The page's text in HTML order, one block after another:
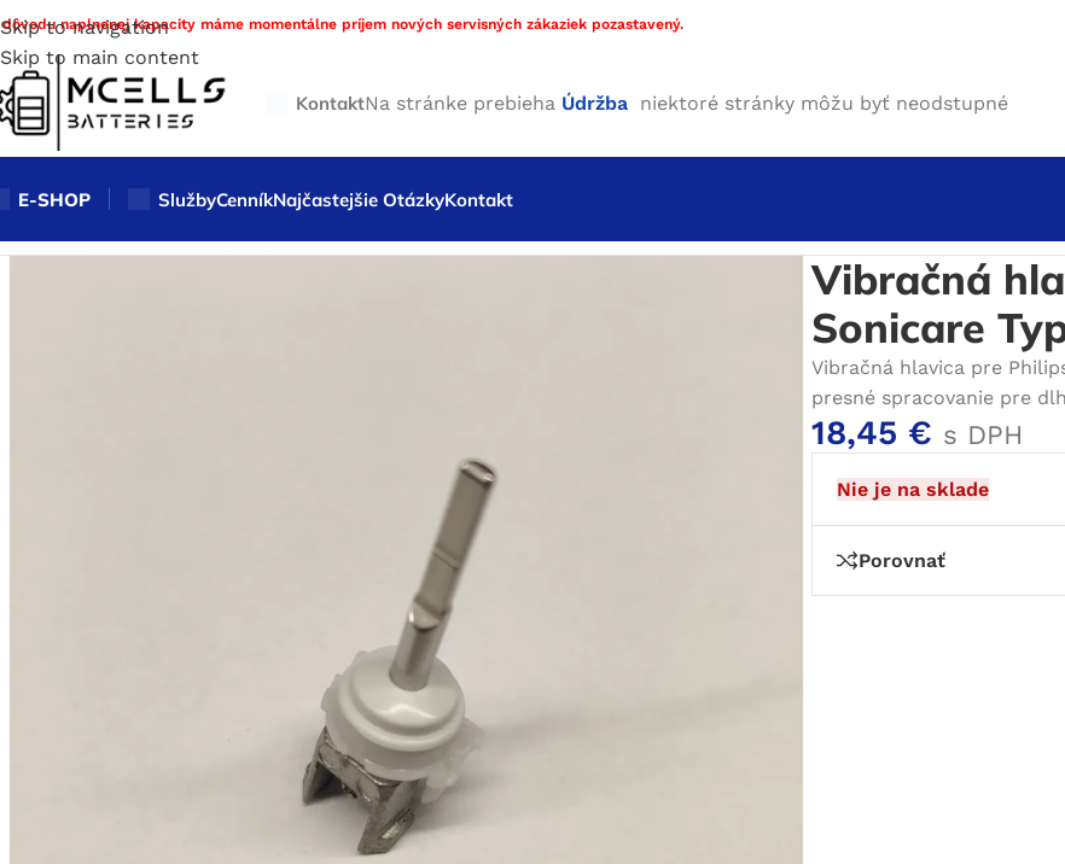
Skip to navigation
Skip to main content
naplnenej kapacity máme momentálne príjem nových servisných zákaziek pozastavený.
KontaktNa stránke prebieha Údržba niektoré stránky môžu byť neodstupné
E-SHOP SlužbyCenníkNajčastejšie OtázkyKontakt
Vibračná
Sonicare
Vibračná hlavica pre
presné spracovanie pre
18,45 € s DPH
Nie je na sklade
Porovnať